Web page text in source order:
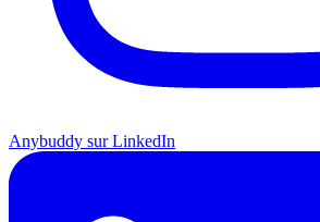
Anybuddy sur LinkedIn